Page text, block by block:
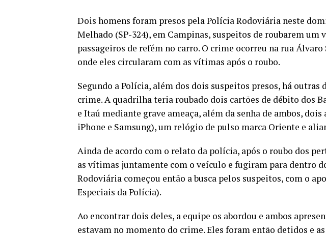
Dois homens foram presos pela Polícia Rodoviária neste
Melhado (SP-324), em Campinas, suspeitos de roubarem um
passageiros de refém no carro. O crime ocorreu na rua
onde eles circularam com as vítimas após o roubo.
Segundo a Polícia, além dos dois suspeitos presos, há outras
crime. A quadrilha teria roubado dois cartões de débito dos
e Itaú mediante grave ameaça, além da senha de ambos,
iPhone e Samsung), um relógio de pulso marca Oriente e
Ainda de acordo com o relato da polícia, após o roubo dos
as vítimas juntamente com o veículo e fugiram para dentro
Rodoviária começou então a busca pelos suspeitos, com o
Especiais da Polícia).
Ao encontrar dois deles, a equipe os abordou e ambos
estavam no momento do crime. Eles foram então detidos e